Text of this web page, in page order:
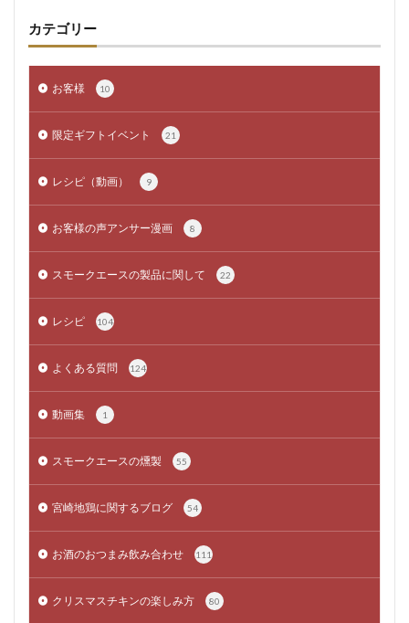
カテゴリー
お客様 10
限定ギフトイベント 21
レシピ（動画） 9
お客様の声アンサー漫画 8
スモークエースの製品に関して 22
レシピ 104
よくある質問 124
動画集 1
スモークエースの燻製 55
宮崎地鶏に関するブログ 54
お酒のおつまみ飲み合わせ 111
クリスマスチキンの楽しみ方 80